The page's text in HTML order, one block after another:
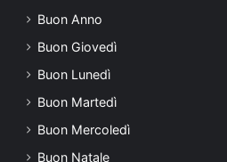
Buon Anno
Buon Giovedì
Buon Lunedì
Buon Martedì
Buon Mercoledì
Buon Natale